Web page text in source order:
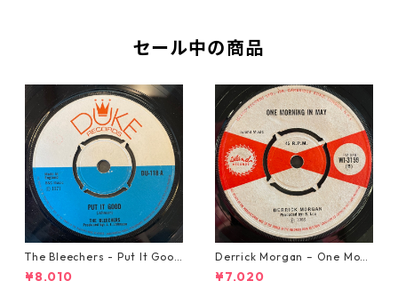
セール中の商品
The Bleechers - Put It Good
【7-21637】
¥8,010
Derrick Morgan – One Morn
ing In May【7-21653】
¥7,020